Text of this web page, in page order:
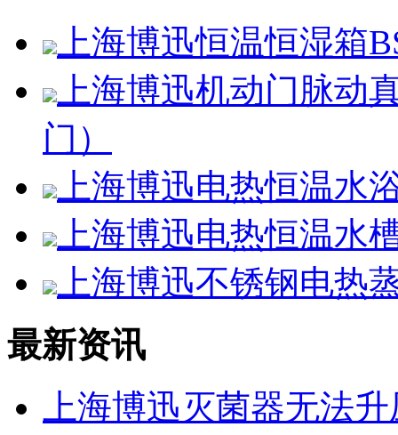
上海博迅恒温恒湿箱
上海博迅机动门脉动
门）
上海博迅电热恒温水
上海博迅电热恒温水
上海博迅不锈钢电热
最新资讯
上海博迅灭菌器无法